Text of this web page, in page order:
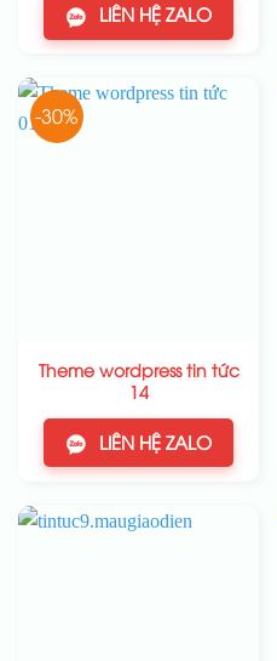
LIÊN HỆ ZALO
-30%
Theme wordpress tin tức
14
LIÊN HỆ ZALO